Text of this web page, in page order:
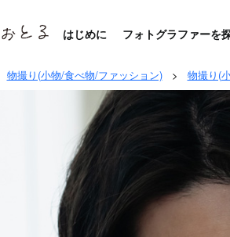
はじめに フォトグラファーを
物撮り(小物/食べ物/ファッション)> 物撮り(